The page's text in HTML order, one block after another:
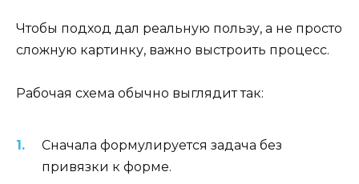
Чтобы подход дал реальную пользу, а не просто
сложную картинку, важно выстроить процесс.
Рабочая схема обычно выглядит так:
Сначала формулируется задача без
привязки к форме.